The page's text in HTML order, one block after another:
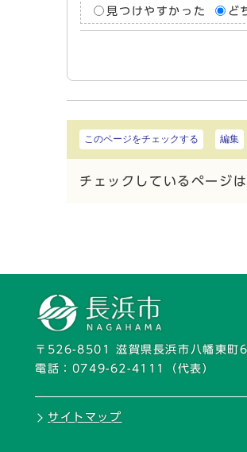
見つけやすかった ど
このページをチェックする 編集
チェックしているページ
〒526-8501 滋賀県長浜市八幡東町
電話： 0749-62-4111 （代表）
サイトマップ